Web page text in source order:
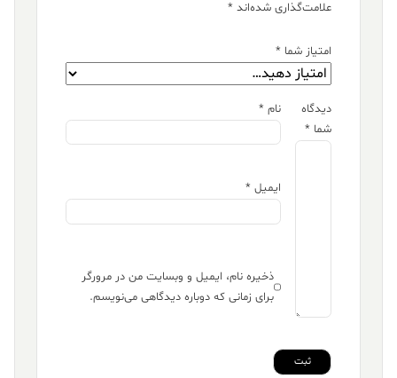
علامت‌گذاری شده‌اند *
امتیاز شما *
دیدگاه
شما *
نام *
ایمیل *
ذخیره نام، ایمیل و وبسایت من در مرورگر
برای زمانی که دوباره دیدگاهی می‌نویسم.